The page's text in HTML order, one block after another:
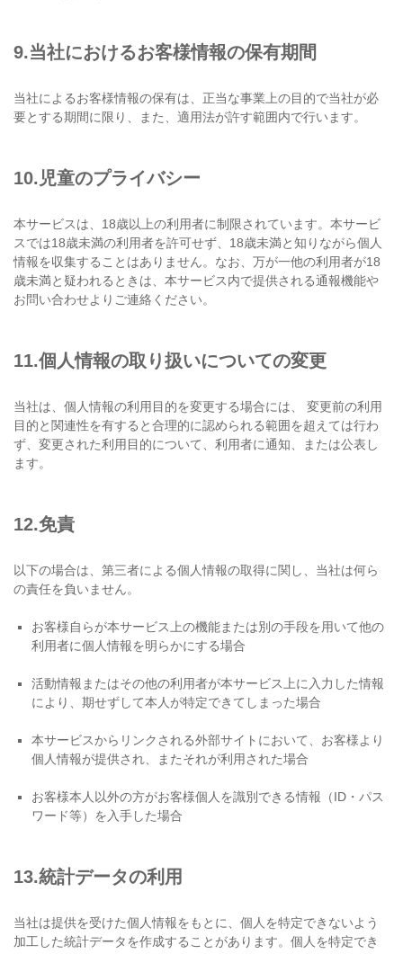
9.当社におけるお客様情報の保有期間
当社によるお客様情報の保有は、正当な事業上の目的で当社が必
要とする期間に限り、また、適用法が許す範囲内で行います。
10.児童のプライバシー
本サービスは、18歳以上の利用者に制限されています。本サービ
スでは18歳未満の利用者を許可せず、18歳未満と知りながら個人
情報を収集することはありません。なお、万が一他の利用者が18
歳未満と疑われるときは、本サービス内で提供される通報機能や
お問い合わせよりご連絡ください。
11.個人情報の取り扱いについての変更
当社は、個人情報の利用目的を変更する場合には、 変更前の利用
目的と関連性を有すると合理的に認められる範囲を超えては行わ
ず、変更された利用目的について、利用者に通知、または公表し
ます。
12.免責
以下の場合は、第三者による個⼈情報の取得に関し、当社は何ら
の責任を負いません。
お客様⾃らが本サービス上の機能または別の⼿段を⽤いて他の
利用者に個⼈情報を明らかにする場合
活動情報またはその他の利用者が本サービス上に⼊⼒した情報
により、期せずして本⼈が特定できてしまった場合
本サービスからリンクされる外部サイトにおいて、お客様より
個⼈情報が提供され、またそれが利⽤された場合
お客様本⼈以外の方がお客様個⼈を識別できる情報（ID・パス
ワード等）を⼊⼿した場合
13.統計データの利⽤
当社は提供を受けた個⼈情報をもとに、個⼈を特定できないよう
加⼯した統計データを作成することがあります。個⼈を特定でき